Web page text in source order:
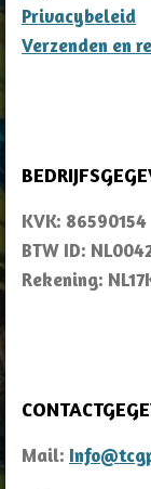
Privacybeleid
Verzenden en
KVK: 86590154
BTW ID:
Rekening:
Mail: